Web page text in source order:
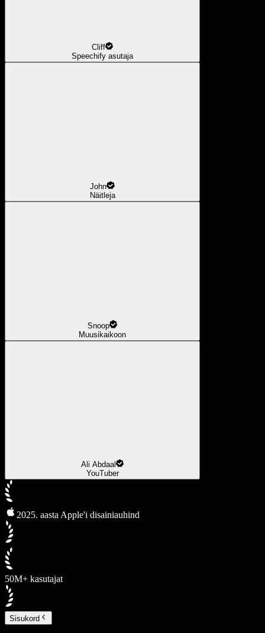
Cliff
Speechify asutaja
John
Näitleja
Snoop
Muusikaikoon
Ali Abdaal
YouTuber
2025. aasta Apple'i disainiauhind
50M+ kasutajat
Sisukord